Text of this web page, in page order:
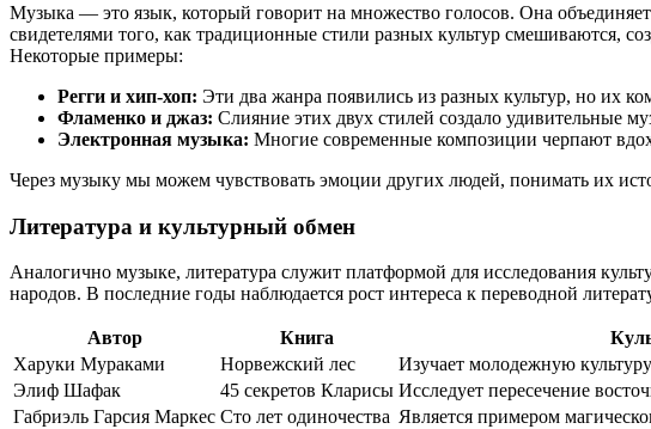
Музыка — это язык, который говорит на множество голосов. Она объединяет
свидетелями того, как традиционные стили разных культур смешиваются,
Некоторые примеры:
Регги и хип-хоп: Эти два жанра появились из разных культур, но их
Фламенко и джаз: Слияние этих двух стилей создало удивительные
Электронная музыка: Многие современные композиции черпают
Через музыку мы можем чувствовать эмоции других людей, понимать их
Литература и культурный обмен
Аналогично музыке, литература служит платформой для исследования
народов. В последние годы наблюдается рост интереса к переводной
Автор Книга
Харуки Мураками
Норвежский лес
Изучает молодежную
Элиф Шафак
45 секретов Кларисы Исследует пересечение
Габриэль Гарсия Маркес Сто лет одиночества Является примером